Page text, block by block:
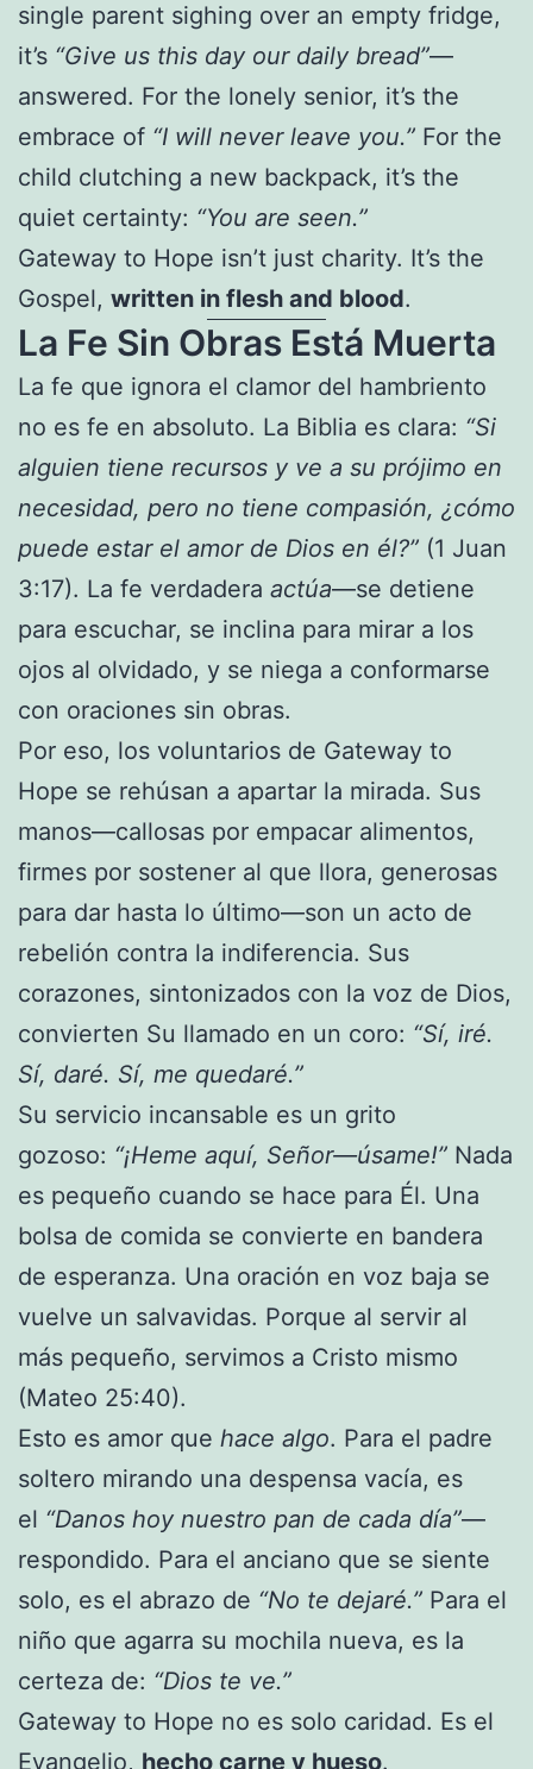
single parent sighing over an empty fridge,
it’s “Give us this day our daily bread”—
answered. For the lonely senior, it’s the
embrace of “I will never leave you.” For the
child clutching a new backpack, it’s the
quiet certainty: “You are seen.”
Gateway to Hope isn’t just charity. It’s the
Gospel, written in flesh and blood.
La Fe Sin Obras Está Muerta
La fe que ignora el clamor del hambriento
no es fe en absoluto. La Biblia es clara: “Si
alguien tiene recursos y ve a su prójimo en
necesidad, pero no tiene compasión, ¿cómo
puede estar el amor de Dios en él?” (1 Juan
3:17). La fe verdadera actúa—se detiene
para escuchar, se inclina para mirar a los
ojos al olvidado, y se niega a conformarse
con oraciones sin obras.
Por eso, los voluntarios de Gateway to
Hope se rehúsan a apartar la mirada. Sus
manos—callosas por empacar alimentos,
firmes por sostener al que llora, generosas
para dar hasta lo último—son un acto de
rebelión contra la indiferencia. Sus
corazones, sintonizados con la voz de Dios,
convierten Su llamado en un coro: “Sí, iré.
Sí, daré. Sí, me quedaré.”
Su servicio incansable es un grito
gozoso: “¡Heme aquí, Señor—úsame!” Nada
es pequeño cuando se hace para Él. Una
bolsa de comida se convierte en bandera
de esperanza. Una oración en voz baja se
vuelve un salvavidas. Porque al servir al
más pequeño, servimos a Cristo mismo
(Mateo 25:40).
Esto es amor que hace algo. Para el padre
soltero mirando una despensa vacía, es
el “Danos hoy nuestro pan de cada día”—
respondido. Para el anciano que se siente
solo, es el abrazo de “No te dejaré.” Para el
niño que agarra su mochila nueva, es la
certeza de: “Dios te ve.”
Gateway to Hope no es solo caridad. Es el
Evangelio, hecho carne y hueso.